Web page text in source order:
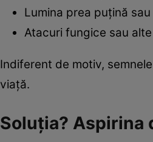
Lumina prea puțină
Atacuri fungice sau
Indiferent de motiv,
viață.
Soluția? Aspirina